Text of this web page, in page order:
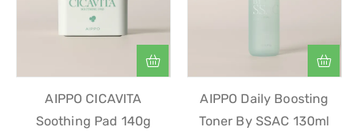
AIPPO CICAVITA
Soothing Pad 140g
AIPPO Daily Boosting
Toner By SSAC 130ml